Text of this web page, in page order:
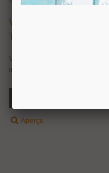
Vis De Sécurité À Sens
Trempé
Vis de sécurité en acier
impossible. Disponible en
Aperçu